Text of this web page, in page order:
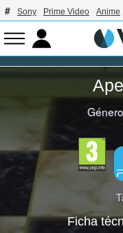
Sony Prime Video Anime
Ficha